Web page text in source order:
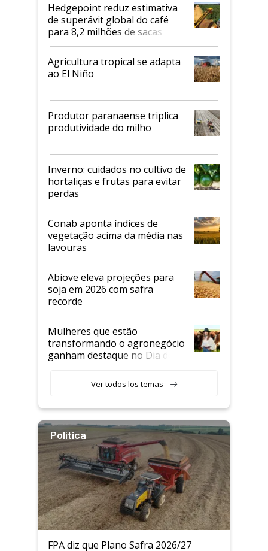
Hedgepoint reduz estimativa
de superávit global do café
para 8,2 milhões de sacas
Agricultura tropical se adapta
ao El Niño
Produtor paranaense triplica
produtividade do milho
Inverno: cuidados no cultivo de
hortaliças e frutas para evitar
perdas
Conab aponta índices de
vegetação acima da média nas
lavouras
Abiove eleva projeções para
soja em 2026 com safra
recorde
Mulheres que estão
transformando o agronegócio
ganham destaque no Dia do
Ver todos los temas
Política
FPA diz que Plano Safra 2026/27